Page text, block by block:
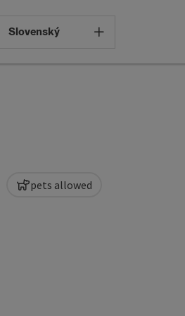
Select
Slovenský
pets allowed